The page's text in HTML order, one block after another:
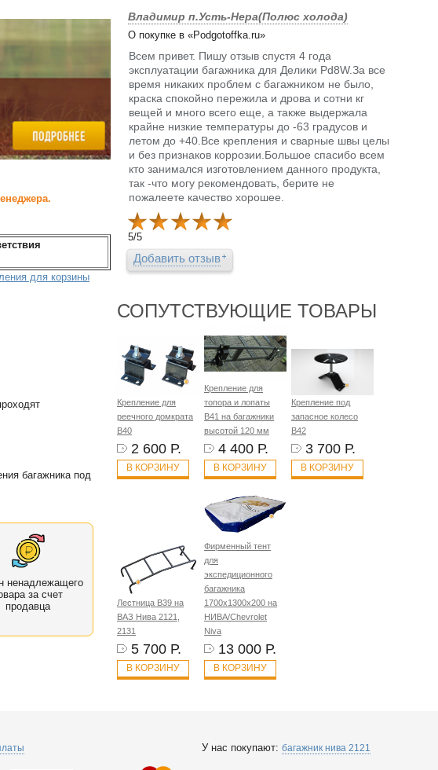
для корзины
багажника под
ненадлежащего
за счет
продавца
Владимир п.Усть-Нера(Полюс холода)
О покупке в «Podgotoffka.ru»
Всем привет. Пишу отзыв спустя 4 года
эксплуатации багажника для Делики Pd8W.За все
время никаких проблем с багажником не было,
краска спокойно пережила и дрова и сотни кг
вещей и много всего еще, а также выдержала
крайне низкие температуры до -63 градусов и
летом до +40.Все крепления и сварные швы целы
и без признаков коррозии.Большое спасибо всем
кто занимался изготовлением данного продукта,
так -что могу рекомендовать, берите не
пожалеете качество хорошее.
5/5
Добавить отзыв
СОПУТСТВУЮЩИЕ ТОВАРЫ
Крепление для
реечного домкрата
B40
2 600 Р.
В КОРЗИНУ
Крепление для
топора и лопаты
B41 на багажники
высотой 120 мм
4 400 Р.
В КОРЗИНУ
Крепление под
запасное колесо
B42
3 700 Р.
В КОРЗИНУ
Лестница B39 на
ВАЗ Нива 2121,
2131
5 700 Р.
В КОРЗИНУ
Фирменный тент
для
экспедиционного
багажника
1700х1300х200 на
НИВА/Chevrolet
Niva
13 000 Р.
В КОРЗИНУ
У нас покупают: багажник нива 2121